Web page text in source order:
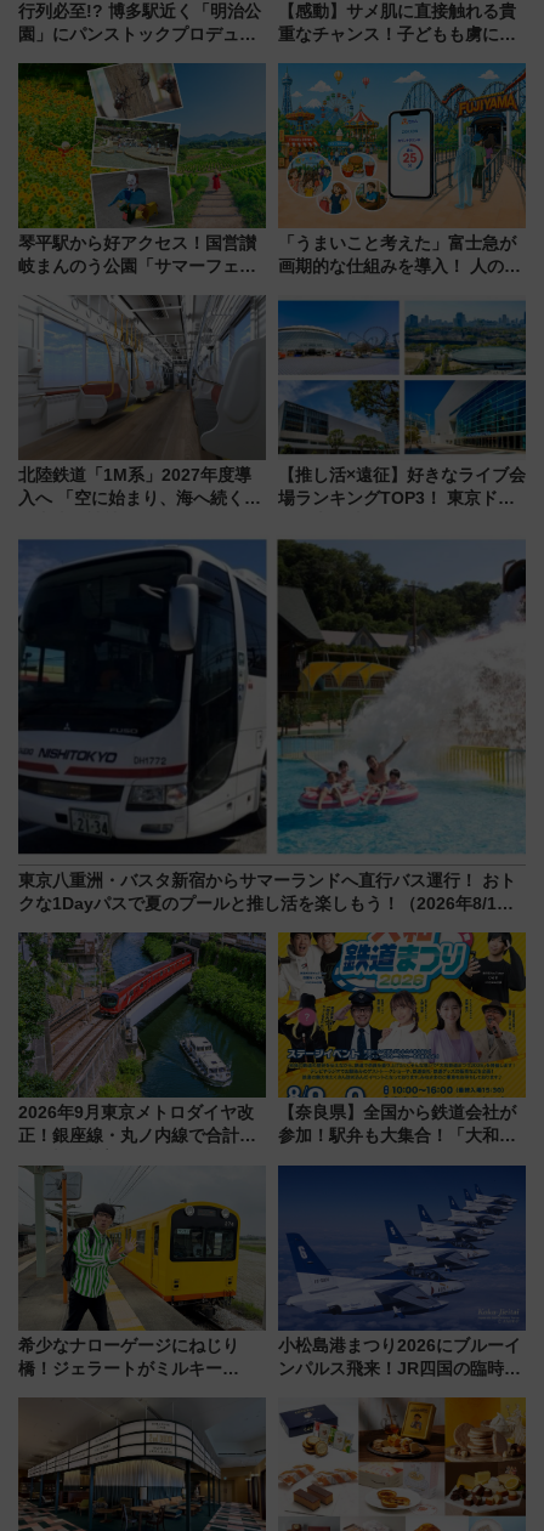
行列必至!? 博多駅近く「明治公
園」にパンストックプロデュー
オープン 秋からはビストロ営業
も！
【感動】サメ肌に直接触れる貴
重なチャンス！子どもも虜にな
メのタッチングプール」【夏休
み限定企画】
琴平駅から好アクセス！国営讃
岐まんのう公園「サマーフェス
ブトムシに楽しいがいっぱい
「うまいこと考えた」富士急が
画期的な仕組みを導入！ 人のか
北陸鉄道「1M系」2027年度導
入へ 「空に始まり、海へ続く」
神秘的なデザイン
【推し活×遠征】好きなライブ会
場ランキングTOP3！ 東京ドー
由と交通アクセス術、ライブ会
場に何を求める？
東京八重洲・バスタ新宿からサマーランドへ直行バス運行！ おト
クな1Dayパスで夏のプールと推し活を楽しもう！（2026年8/1～
2026年9月東京メトロダイヤ改
正！銀座線・丸ノ内線で合計
【奈良県】全国から鉄道会社が
参加！駅弁も大集合！「大和鉄
希少なナローゲージにねじり
橋！ジェラートがミルキー
278回目の舞台は「三岐鉄道北
小松島港まつり2026にブルーイ
ンパルス飛来！JR四国の臨時ダ